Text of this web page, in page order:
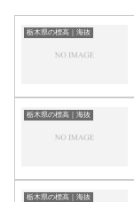
栃木県の標高｜海抜
栃木県の標高｜海抜
栃木県の標高｜海抜